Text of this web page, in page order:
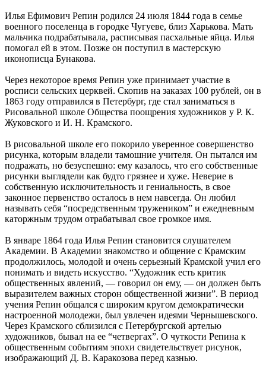
Илья Ефимович Репин родился 24 июля 1844 года в семье
военного поселенца в городке Чугуеве, близ Харькова. Мать
мальчика подрабатывала, расписывая пасхальные яйца. Илья
помогал ей в этом. Позже он поступил в мастерскую
иконописца Бунакова.
Через некоторое время Репин уже принимает участие в
росписи сельских церквей. Скопив на заказах 100 рублей, он в
1863 году отправился в Петербург, где стал заниматься в
Рисовальной школе Общества поощрения художников у Р. К.
Жуковского и И. Н. Крамского.
В рисовальной школе его покорило уверенное совершенство
рисунка, которым владели тамошние учителя. Он пытался им
подражать, но безуспешно: ему казалось, что его собственные
рисунки выглядели как будто грязнее и хуже. Неверие в
собственную исключительность и гениальность, в свое
законное первенство осталось в нем навсегда. Он любил
называть себя “посредственным тружеником” и ежедневным
каторжным трудом отрабатывал свое громкое имя.
В январе 1864 года Илья Репин становится слушателем
Академии. В Академии знакомство и общение с Крамским
продолжилось, молодой и очень серьезный Крамской учил его
понимать и видеть искусство. “Художник есть критик
общественных явлений, — говорил он ему, — он должен быть
выразителем важных сторон общественной жизни”. В период
учения Репин общался с широким кругом демократически
настроенной молодежи, был увлечен идеями Чернышевского.
Через Крамского сблизился с Петербургской артелью
художников, бывал на ее “четвергах”. О чуткости Репина к
общественным событиям эпохи свидетельствует рисунок,
изображающий Д. В. Каракозова перед казнью.